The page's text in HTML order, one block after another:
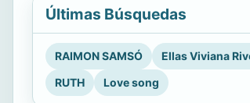
Últimas Búsquedas
RAIMON SAMSÓ Ellas Viviana
RUTH
Love song